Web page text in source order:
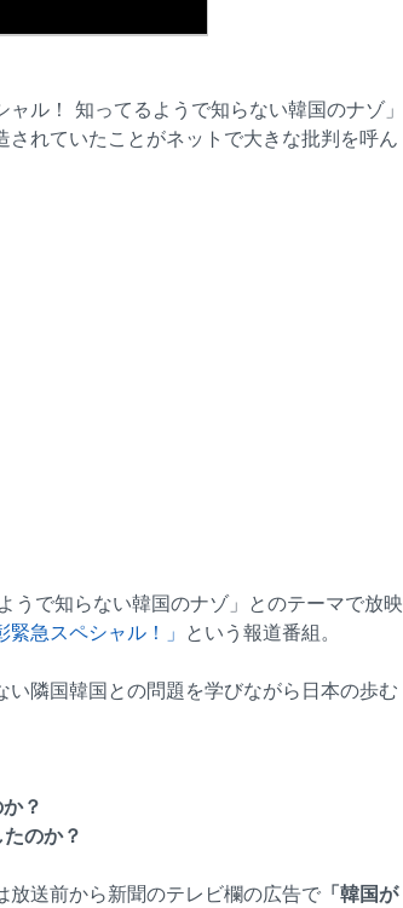
ル！ 知ってるようで知らない韓国のナゾ」
れていたことがネットで大きな批判を呼ん
うで知らない韓国のナゾ」とのテーマで放映
急スペシャル！」 という報道番組。
い隣国韓国との問題を学びながら日本の歩む
？
のか？
放送前から新聞のテレビ欄の広告で 「韓国が